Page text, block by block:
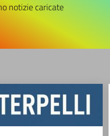
notizie caricate